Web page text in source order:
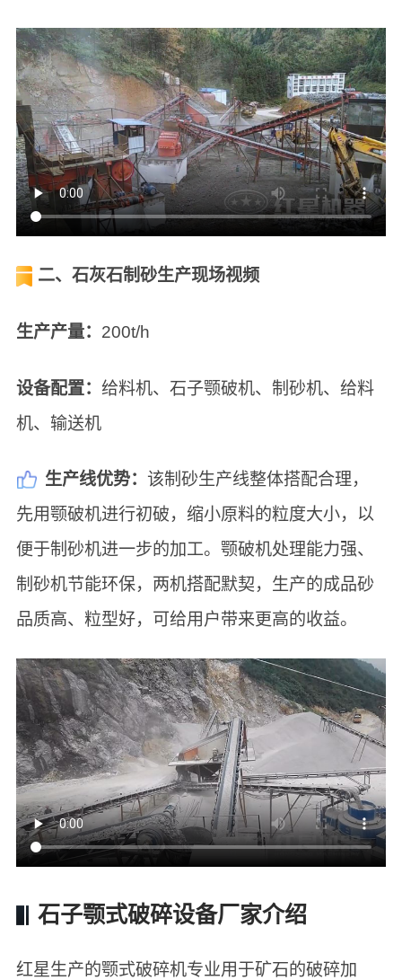
二、石灰石制砂生产现场视频
生产产量： 200t/h
设备配置： 给料机、石子颚破机、制砂机、给料
机、输送机
生产线优势： 该制砂生产线整体搭配合理，
先用颚破机进行初破，缩小原料的粒度大小，以
便于制砂机进一步的加工。颚破机处理能力强、
制砂机节能环保，两机搭配默契，生产的成品砂
品质高、粒型好，可给用户带来更高的收益。
石子颚式破碎设备厂家介绍
红星生产的颚式破碎机专业用于矿石的破碎加